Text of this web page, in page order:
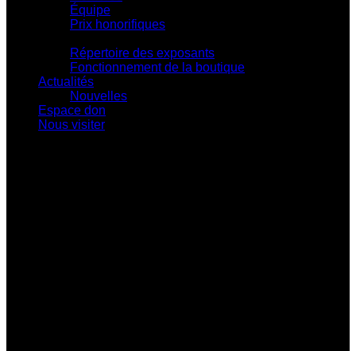
Équipe
Prix honorifiques
Répertoire des exposants
Fonctionnement de la boutique
Actualités
Nouvelles
Espace don
Nous visiter